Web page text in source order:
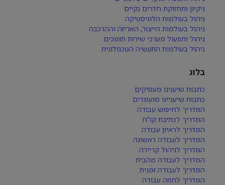
ניקיון ותחזוקת חדרים נקיים
ניהול בעולמות הלוגיסטיקה
ניהול בעולמות הייצור, האריזה וההרכבה
ניהול ותפעול מערכי שירות תומכים
ניהול בעולמות התעשיה הטכנולוגית
בלוג
כתבות שיענינו מעסיקים
כתבות שיעניינו מועמדים
המדריך לחיפוש עבודה
המדריך לכתיבת קו"ח
המדריך לראיון עבודה
המדריך לעבודה ראשונה
המדריך לניהול קריירה
המדריך לעבודה מהבית
המדריך לעבודה זמנית
המדריך לחוזה עבודה